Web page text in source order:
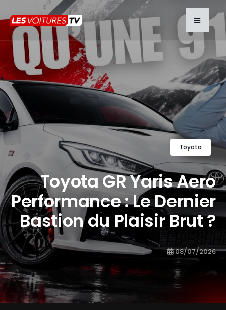
Toyota
Toyota GR Yaris Aero
Performance : Le Dernier
Bastion du Plaisir Brut ?
08/07/2026